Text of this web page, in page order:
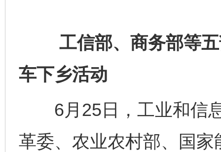
工信部、商务部等五
车下乡活动
6月25日，工业和信息
革委、农业农村部、国